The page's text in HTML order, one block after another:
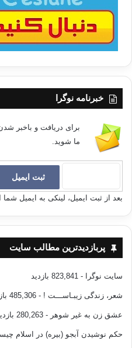
خبرنامه نوگرا
برای دریافت و باخبر
ما شوید.
بعد از ثبت ایمیل، لینکی به ایمیل شما
پربازدیدترین مطالب سایت
سایت نوگرا - 823,841 بازدید
شعر، زندگی زیبـاســـت ! - 485,306 بازدید
عشق زن به غیر شوهر - 280,263 بازدید
حکم نوشیدن آبجو (بیره) در اسلام